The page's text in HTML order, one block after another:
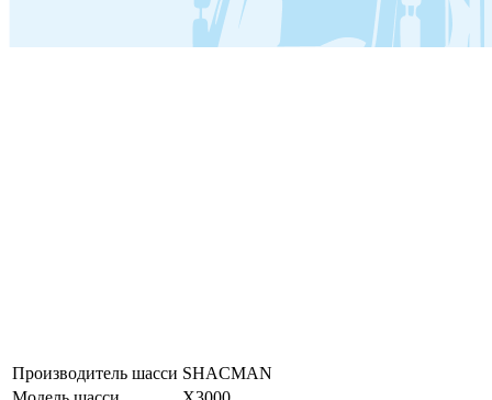
Производитель шасси SHACMAN